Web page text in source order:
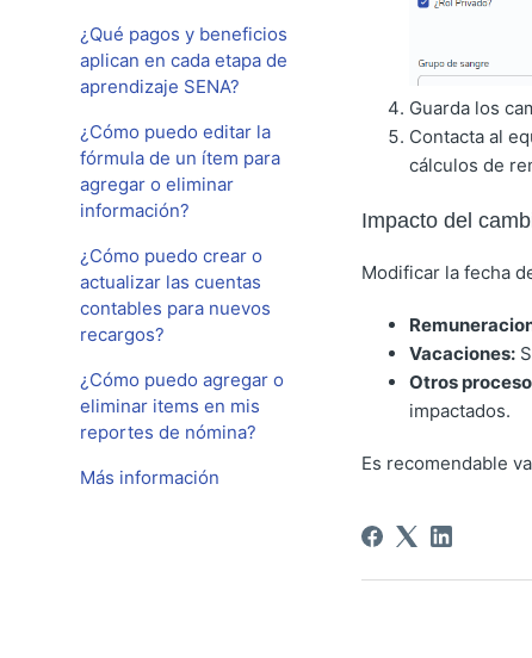
¿Qué pagos y beneficios
aplican en cada etapa de
aprendizaje SENA?
¿Cómo puedo editar la
fórmula de un ítem para
agregar o eliminar
información?
¿Cómo puedo crear o
actualizar las cuentas
contables para nuevos
recargos?
¿Cómo puedo agregar o
eliminar items en mis
reportes de nómina?
Más información
Guarda los
Contacta al
cálculos de
Impacto del
Modificar la fecha
Vacaciones:
Otros
impactados.
Es recomendable